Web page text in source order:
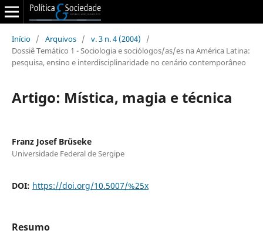
Início / Arquivos / v. 3 n. 4 (2004)
/
Dossiê Temático 1 - Sociologia e sociólogos/as/es na América Latina:
pesquisa, ensino e interdisciplinaridade no cenário contemporâneo
Artigo: Mística, magia e técnica
Franz Josef Brüseke
Universidade Federal de Sergipe
DOI: https://doi.org/10.5007/%25x
Resumo